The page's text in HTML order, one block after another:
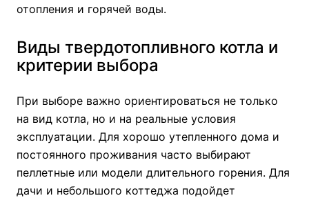
отопления и горячей воды.
Виды твердотопливного котла и
критерии выбора
При выборе важно ориентироваться не только
на вид котла, но и на реальные условия
эксплуатации. Для хорошо утепленного дома и
постоянного проживания часто выбирают
пеллетные или модели длительного горения. Для
дачи и небольшого коттеджа подойдет